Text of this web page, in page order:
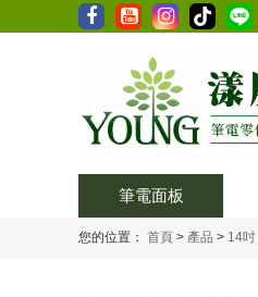
筆電面板
您的位置： 首頁 > 產品 > 14吋